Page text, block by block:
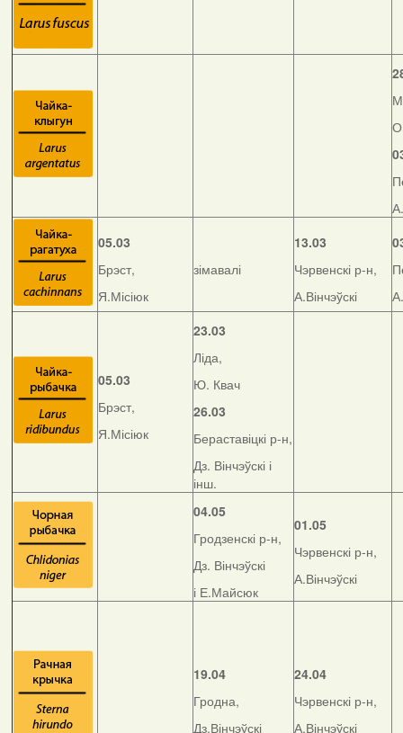
05.03
Брэст,
Я.Місіюк
зімавалі
13.03
Чэрвенскі р-н,
А.Вінчэўскі
05.03
Брэст,
Я.Місіюк
23.03
Ліда,
Ю. Квач
26.03
Бераставіцкі р-н,
Дз. Вінчэўскі і
інш.
04.05
Гродзенскі р-н,
Дз. Вінчэўскі
і Е.Майсюк
01.05
Чэрвенскі р-н,
А.Вінчэўскі
19.04
Гродна,
Дз.Вінчэўскі
24.04
Чэрвенскі р-н,
А.Вінчэўскі